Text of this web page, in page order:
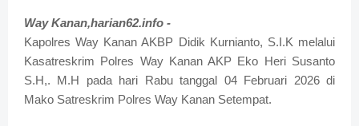
Way Kanan,harian62.info -
Kapolres Way Kanan AKBP Didik Kurnianto, S.I.K melalui
Kasatreskrim Polres Way Kanan AKP Eko Heri Susanto
S.H,. M.H pada hari Rabu tanggal 04 Februari 2026 di
Mako Satreskrim Polres Way Kanan Setempat.